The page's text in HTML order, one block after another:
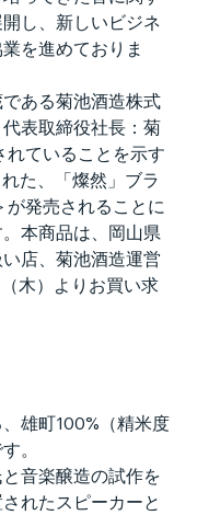
し、新しいビジネ
を進めておりま
ある菊池酒造株式
表取締役社長：菊
ていることを示す
た、「燦然」ブラ
が発売されることに
本商品は、岡山県
店、菊池酒造運営
木）よりお買い求
雄町100%（精米度
。
音楽醸造の試作を
れたスピーカーと